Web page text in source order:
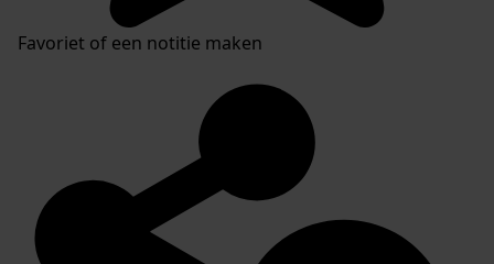
Favoriet of een notitie maken